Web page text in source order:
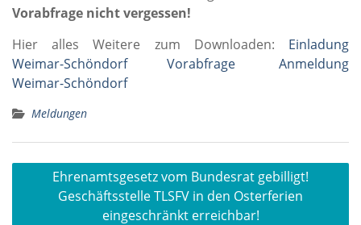
Vorabfrage nicht vergessen!
Hier alles Weitere zum Downloaden: Einladung
Weimar-Schöndorf
Vorabfrage
Anmeldung
Weimar-Schöndorf
Meldungen
Beitragsnavigation
Ehrenamtsgesetz vom Bundesrat gebilligt!
Geschäftsstelle TLSFV in den Osterferien
eingeschränkt erreichbar!